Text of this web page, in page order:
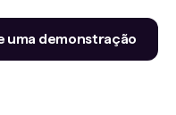
uma demonstração